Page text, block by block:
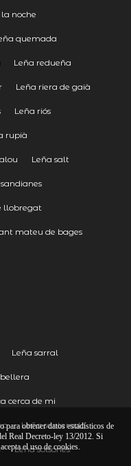
noche
quemada
Leña redueña
Leña riera de gaià
Leña riós
rupià
Leña salt
llobregat
mateu de bages
Leña sarral
cerca de mi
Leña senterada
Leña solsonés
para obtener datos estadísticos de
Real Decreto-ley 13/2012. Si
el uso de cookies.